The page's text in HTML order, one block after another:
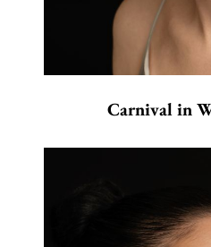
Carnival in